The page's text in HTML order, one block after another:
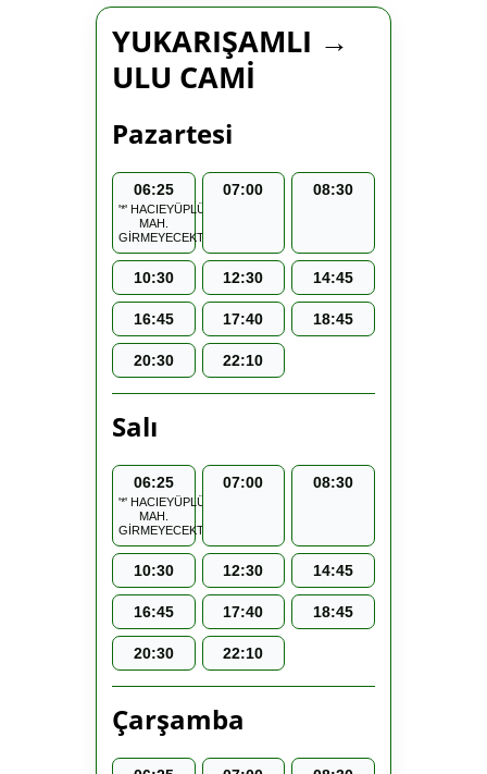
YUKARIŞAMLI →
ULU CAMİ
Pazartesi
06:25
'*' HACIEYÜPLÜ
MAH.
GİRMEYECEKTİR.
07:00 08:30
10:30 12:30 14:45
16:45 17:40 18:45
20:30 22:10
Salı
06:25
'*' HACIEYÜPLÜ
MAH.
GİRMEYECEKTİR.
07:00 08:30
10:30 12:30 14:45
16:45 17:40 18:45
20:30 22:10
Çarşamba